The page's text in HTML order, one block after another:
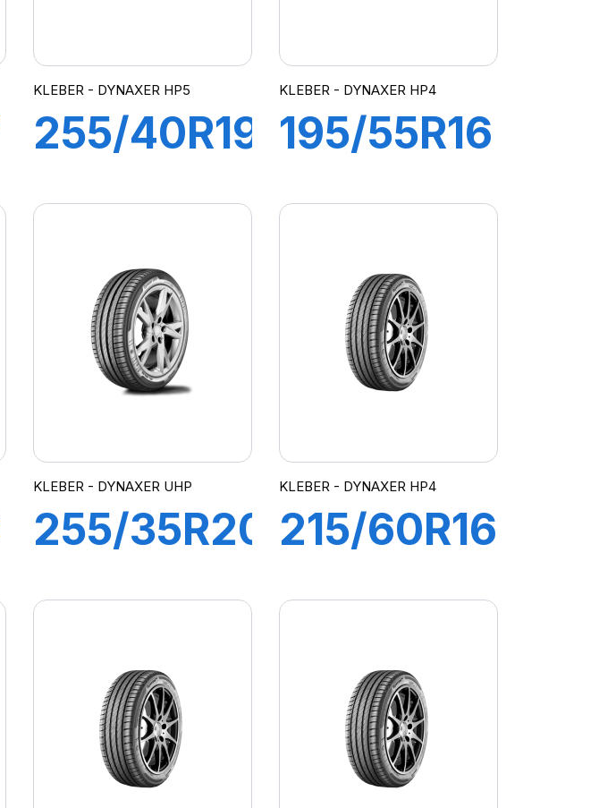
KLEBER - DYNAXER HP5
255/40R19
HP5
KLEBER - DYNAXER HP4
195/55R16
HP4
KLEBER - DYNAXER UHP
255/35R20
UHP
KLEBER - DYNAXER HP4
215/60R16
HP4